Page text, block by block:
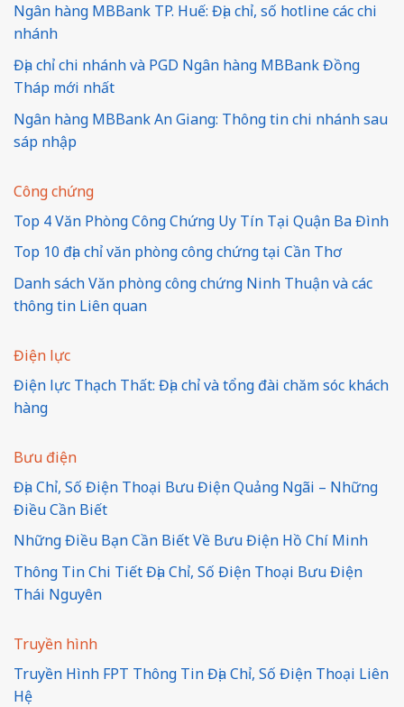
Ngân hàng MBBank TP. Huế: Địa chỉ, số hotline các chi
nhánh
Địa chỉ chi nhánh và PGD Ngân hàng MBBank Đồng
Tháp mới nhất
Ngân hàng MBBank An Giang: Thông tin chi nhánh sau
sáp nhập
Công chứng
Top 4 Văn Phòng Công Chứng Uy Tín Tại Quận Ba Đình
Top 10 địa chỉ văn phòng công chứng tại Cần Thơ
Danh sách Văn phòng công chứng Ninh Thuận và các
thông tin Liên quan
Điện lực
Điện lực Thạch Thất: Địa chỉ và tổng đài chăm sóc khách
hàng
Bưu điện
Địa Chỉ, Số Điện Thoại Bưu Điện Quảng Ngãi – Những
Điều Cần Biết
Những Điều Bạn Cần Biết Về Bưu Điện Hồ Chí Minh
Thông Tin Chi Tiết Địa Chỉ, Số Điện Thoại Bưu Điện
Thái Nguyên
Truyền hình
Truyền Hình FPT Thông Tin Địa Chỉ, Số Điện Thoại Liên
Hệ